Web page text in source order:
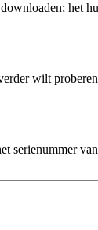
het
wilt
serienummer